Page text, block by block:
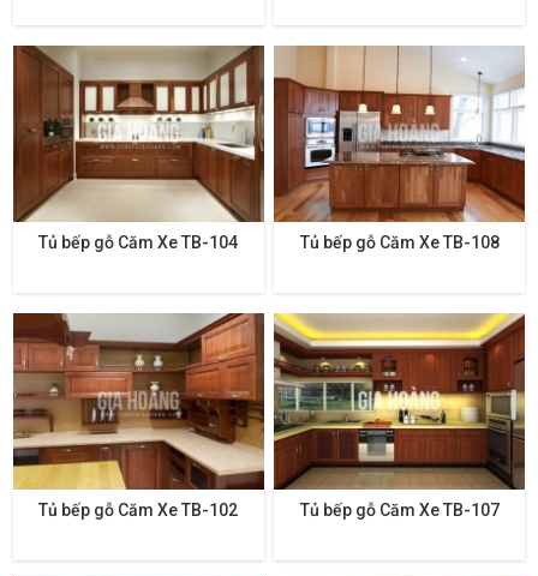
Tủ bếp gỗ Căm Xe TB-104 Tủ bếp gỗ Căm Xe TB-108
Tủ bếp gỗ Căm Xe TB-102 Tủ bếp gỗ Căm Xe TB-107